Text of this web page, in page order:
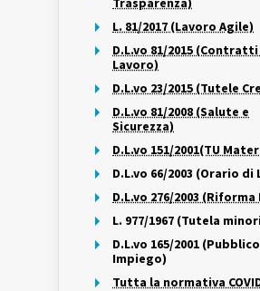
L. 81/2017 (Lavoro Agile)
D.L.vo 81/2015
Lavoro)
D.L.vo 23/2015 (Tutele
D.L.vo 81/2008 (Salute e
Sicurezza)
D.L.vo 151/2001(TU
D.L.vo 66/2003 (Orario di
D.L.vo 276/2003
L. 977/1967 (Tutela
D.L.vo 165/2001 (Pubblico
Impiego)
Tutta la normativa